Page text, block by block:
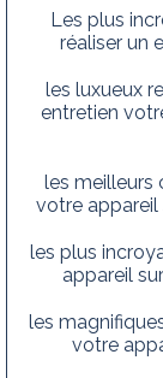
Les plus
réaliser un
les luxueux
entretien
les meilleurs
votre
les plus
appareil
les
votre